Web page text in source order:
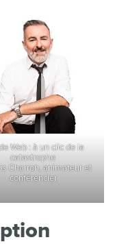
Web : à un clic de la
catastrophe
Charron, animateur et
conférencier